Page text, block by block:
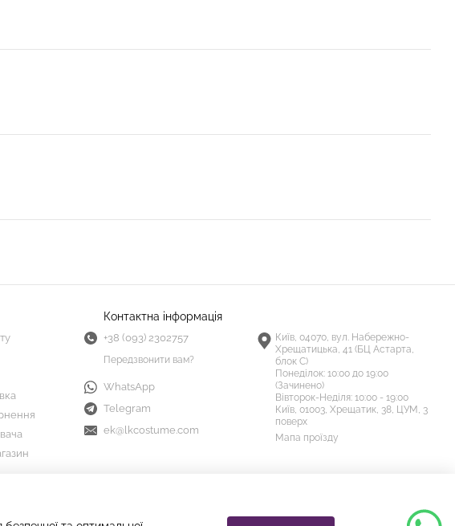
Контактна інформація
+38 (093) 2302757
Передзвонити вам?
WhatsApp
Telegram
ek@lkcostume.com
Київ, 04070, вул. Набережно-
Хрещатицька, 41 (БЦ Астарта,
блок С)
Понеділок: 10:00 до 19:00
(Зачинено)
Вівторок-Неділя: 10:00 - 19:00
Київ, 01003, Хрещатик, 38, ЦУМ, 3
поверх
Мапа проїзду